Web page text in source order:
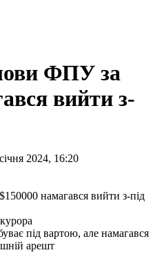
ФПУ за
вийти з-
2024, 16:20
під вартою, але намагався
арешт